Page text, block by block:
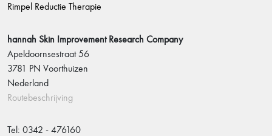
Rimpel Reductie Therapie
hannah Skin Improvement Research Company
Apeldoornsestraat 56
3781 PN Voorthuizen
Nederland
Routebeschrijving
Tel: 0342 - 476160